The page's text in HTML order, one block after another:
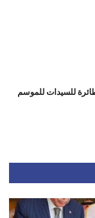
للسيدات للموسم